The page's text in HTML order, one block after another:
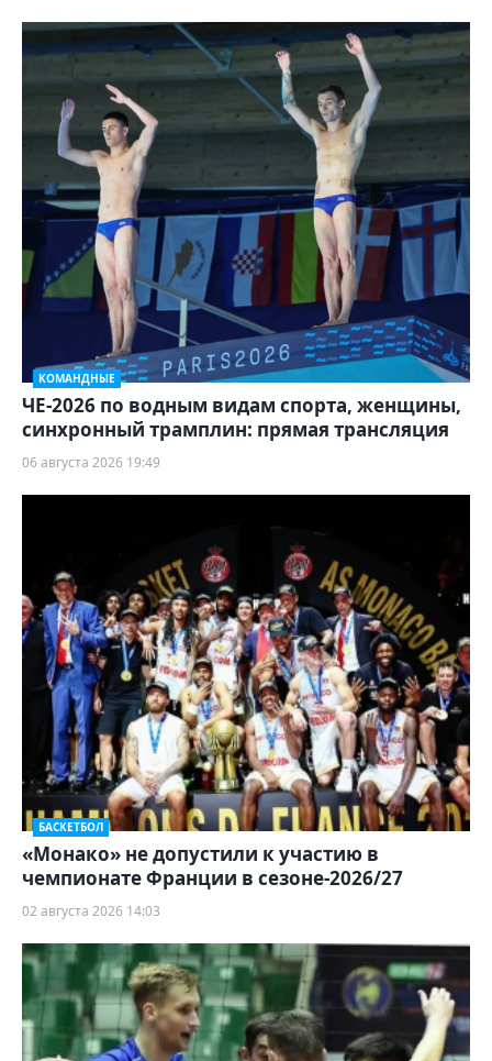
КОМАНДНЫЕ
ЧЕ-2026 по водным видам спорта, женщины,
синхронный трамплин: прямая трансляция
06 августа 2026 19:49
БАСКЕТБОЛ
«Монако» не допустили к участию в
чемпионате Франции в сезоне-2026/27
02 августа 2026 14:03